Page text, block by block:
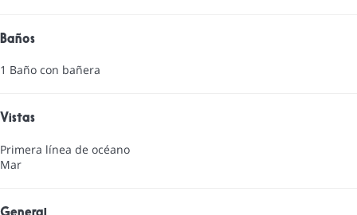
Baños
1 Baño con bañera
Vistas
Primera línea de océano
Mar